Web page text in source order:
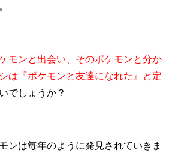
モンと出会い、そのポケモンと分か
は『ポケモンと友達になれた』と定
でしょうか？
ンは毎年のように発見されていきま